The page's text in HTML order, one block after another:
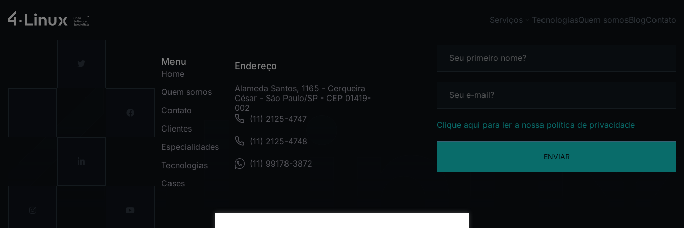
Serviços TecnologiasQuem somosBlogContato
Menu
Home
Quem somos
Contato
Clientes
Especialidades
Tecnologias
Cases
Endereço
Alameda Santos, 1165 - Cerqueira
César - São Paulo/SP - CEP 01419-
002
(11) 2125-4747
(11) 2125-4748
(11) 99178-3872
Clique aqui para ler a nossa política de privacidade
ENVIAR